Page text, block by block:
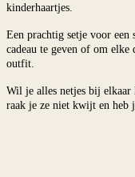
kinderhaartjes.
Een prachtig setje voor een
cadeau te geven of om elke
outfit.
Wil je alles netjes bij elkaar
raak je ze niet kwijt en heb